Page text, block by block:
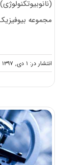
مجموعه
انتشار در: ۱ دی, ۱۳۹۷